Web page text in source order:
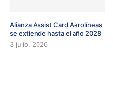
Alianza Assist Card Aerolíneas
se extiende hasta el año 2028
3 julio, 2026